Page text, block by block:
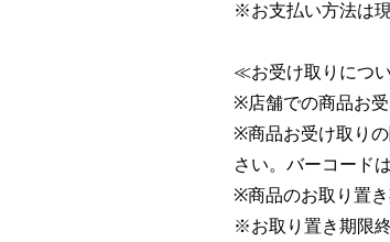
※お支払い方法は
≪お受け取りにつ
※店舗での商品お受
※商品お受け取り
さい。バーコード
※商品のお取り置き
※お取り置き期限